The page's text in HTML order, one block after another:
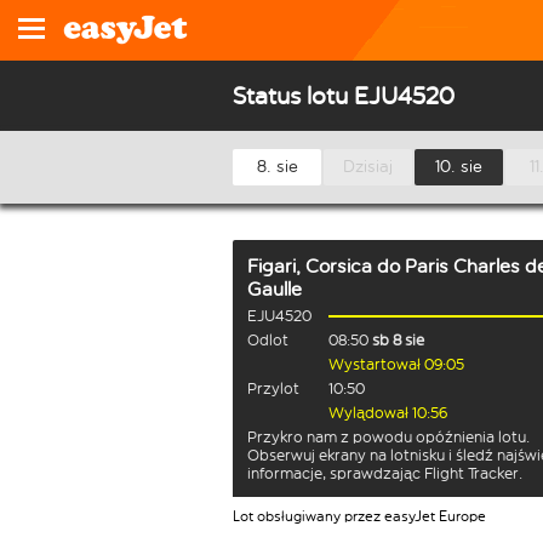
Status lotu EJU4520
8. sie Dzisiaj 10. sie
Figari, Corsica do Paris Charles
Gaulle
EJU4520
Odlot
08:50 sb 8 sie
Wystartował 09:05
Przylot
10:50
Wylądował 10:56
Przykro nam z powodu opóźnienia lotu.
Obserwuj ekrany na lotnisku i śledź
informacje, sprawdzając Flight Tracker.
Lot obsługiwany przez easyJet Europe